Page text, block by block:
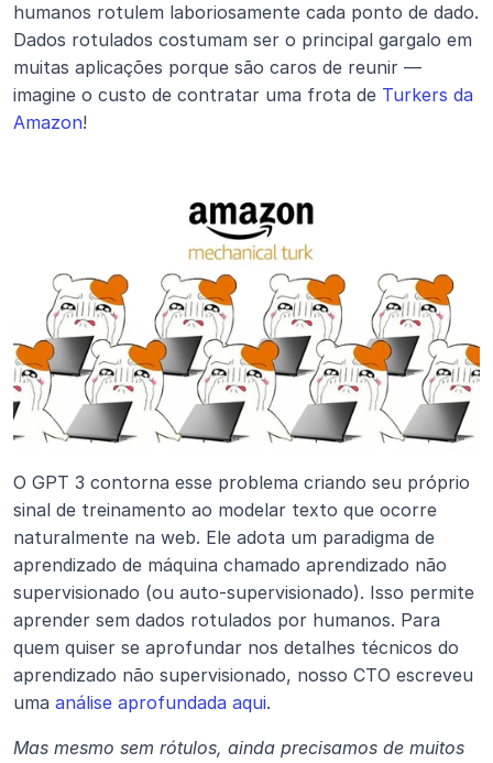
humanos rotulem laboriosamente cada ponto de dado.
Dados rotulados costumam ser o principal gargalo em
muitas aplicações porque são caros de reunir —
imagine o custo de contratar uma frota de Turkers da
Amazon!
O GPT 3 contorna esse problema criando seu próprio
sinal de treinamento ao modelar texto que ocorre
naturalmente na web. Ele adota um paradigma de
aprendizado de máquina chamado aprendizado não
supervisionado (ou auto-supervisionado). Isso permite
aprender sem dados rotulados por humanos. Para
quem quiser se aprofundar nos detalhes técnicos do
aprendizado não supervisionado, nosso CTO escreveu
uma análise aprofundada aqui.
Mas mesmo sem rótulos, ainda precisamos de muitos